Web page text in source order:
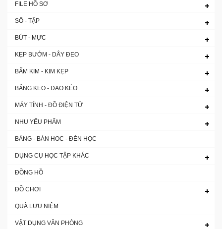
FILE HỒ SƠ
SỔ - TẬP
BÚT - MỰC
KẸP BƯỚM - DÂY ĐEO
BẤM KIM - KIM KẸP
BĂNG KEO - DAO KÉO
MÁY TÍNH - ĐỒ ĐIỆN TỬ
NHU YẾU PHẨM
BẢNG - BÀN HOC - ĐÈN HỌC
DỤNG CỤ HỌC TẬP KHÁC
ĐỒNG HỒ
ĐỒ CHƠI
QUÀ LƯU NIỆM
VẬT DỤNG VĂN PHÒNG